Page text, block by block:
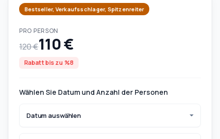
Bestseller, Verkaufsschlager, Spitzenreiter
PRO PERSON
120 €110 €
Rabatt bis zu %8
Wählen Sie Datum und Anzahl der Personen
Datum auswählen